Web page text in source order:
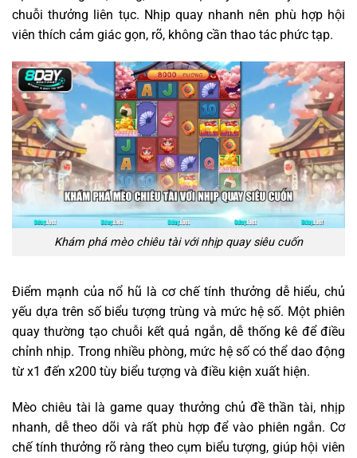
chuỗi thưởng liên tục. Nhịp quay nhanh nên phù hợp hội
viên thích cảm giác gọn, rõ, không cần thao tác phức tạp.
Khám phá mèo chiêu tài với nhịp quay siêu cuốn
Điểm mạnh của nổ hũ là cơ chế tính thưởng dễ hiểu, chủ
yếu dựa trên số biểu tượng trùng và mức hệ số. Một phiên
quay thường tạo chuỗi kết quả ngắn, dễ thống kê để điều
chỉnh nhịp. Trong nhiều phòng, mức hệ số có thể dao động
từ x1 đến x200 tùy biểu tượng và điều kiện xuất hiện.
Mèo chiêu tài là game quay thưởng chủ đề thần tài, nhịp
nhanh, dễ theo dõi và rất phù hợp để vào phiên ngắn. Cơ
chế tính thưởng rõ ràng theo cụm biểu tượng, giúp hội viên